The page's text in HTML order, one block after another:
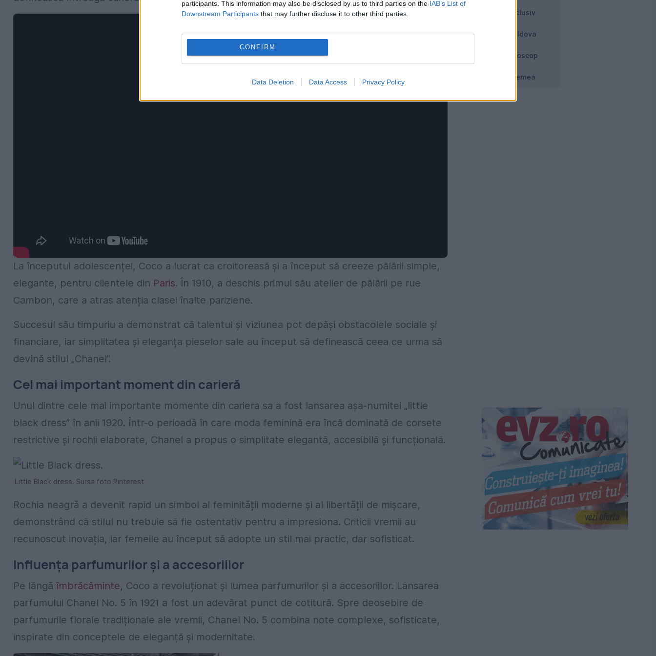
participants. This information may also be disclosed by us to third parties on the IAB’s List of
Downstream Participants that may further disclose it to other third parties.
CONFIRM
Data Deletion Data Access Privacy Policy
La începutul adolescenței, Coco a lucrat ca croitoreasă și a început să creeze pălării simple,
elegante, pentru clientele din Paris. În 1910, a deschis primul său atelier de pălării pe rue
Cambon, care a atras atenția clasei înalte pariziene.
Succesul său timpuriu a demonstrat că talentul și viziunea pot depăși obstacolele sociale și
financiare, iar simplitatea și eleganța pieselor sale au început să definească ceea ce urma să
devină stilul „Chanel”.
Cel mai important moment din carieră
Unul dintre cele mai importante momente din cariera sa a fost lansarea așa-numitei „little
black dress” în anii 1920. Într-o perioadă în care moda feminină era încă dominată de corsete
restrictive și rochii elaborate, Chanel a propus o simplitate elegantă, accesibilă și funcțională.
Little Black dress. Sursa foto Pinterest
Rochia neagră a devenit rapid un simbol al feminității moderne și al libertății de mișcare,
demonstrând că stilul nu trebuie să fie ostentativ pentru a impresiona. Criticii vremii au
recunoscut inovația, iar femeile au început să adopte un stil mai practic, dar sofisticat.
Influența parfumurilor și a accesoriilor
Pe lângă îmbrăcăminte, Coco a revoluționat și lumea parfumurilor și a accesoriilor. Lansarea
parfumului Chanel No. 5 în 1921 a fost un adevărat punct de cotitură. Spre deosebire de
parfumurile florale tradiționale ale vremii, Chanel No. 5 combina note complexe, sofisticate,
inspirate din conceptele de eleganță și modernitate.
Exclusiv
Moldova
Horoscop
Vremea